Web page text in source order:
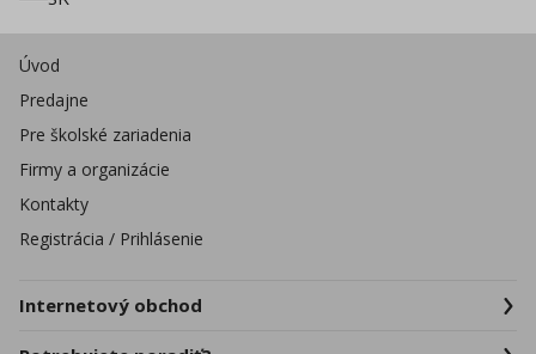
Úvod
Predajne
Pre školské zariadenia
Firmy a organizácie
Kontakty
Registrácia / Prihlásenie
Internetový obchod